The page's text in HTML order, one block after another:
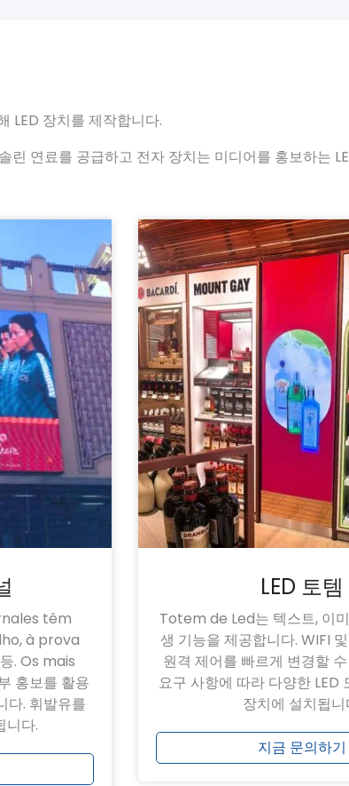
LED 장치를 제작합니다.
린 연료를 공급하고 전자 장치는 미디어를 홍보하는
têm
à prova
. Os mais
홍보를 활용
다. 휘발유를
니다.
LED 토템
Totem de Led는 텍스트, 이
생 기능을 제공합니다. WIFI
원격 제어를 빠르게 변경할
요구 사항에 따라 다양한 LED
장치에 설치됩니
지금 문의하기